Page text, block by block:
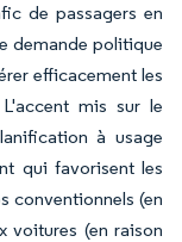
de passagers en
demande politique
efficacement les
mis sur le
à usage
qui favorisent les
conventionnels (en
voitures (en raison